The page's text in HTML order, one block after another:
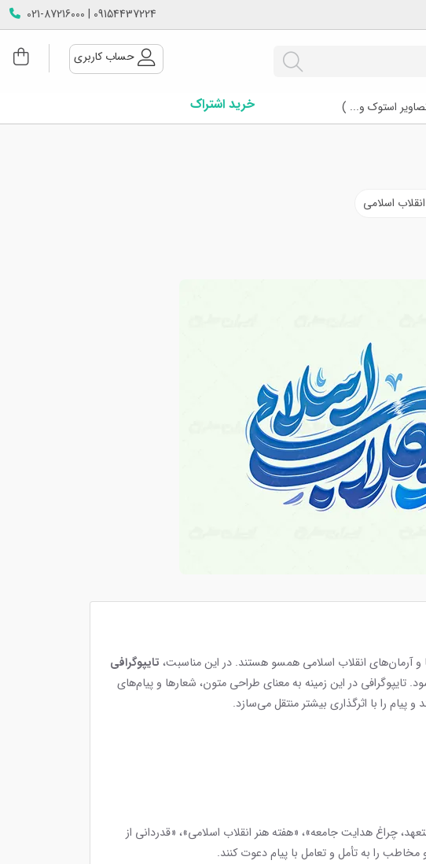
09154437224 | 021-87216000
حساب کاربری
استوک و... ) خرید اشتراک
اسلامی
و آرمان‌های انقلاب اسلامی همسو هستند. در این مناسبت، تایپوگرافی
در این زمینه به معنای طراحی متون، شعارها و پیام‌های
را با اثرگذاری بیشتر منتقل می‌سازد.
چراغ هدایت جامعه»، «هفته هنر انقلاب اسلامی»، «قدردانی از
مخاطب را به تأمل و تعامل با پیام دعوت کنند.